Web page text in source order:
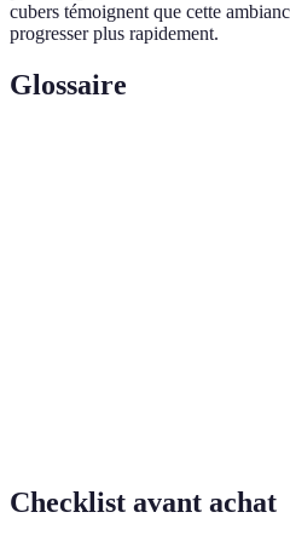
cubers témoignent que cette
progresser plus rapidement.
Glossaire
Checklist avant achat